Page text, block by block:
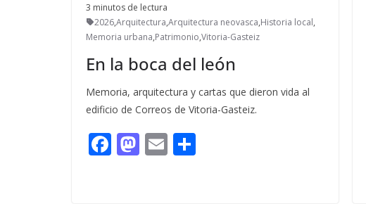
3 minutos de lectura
2026,Arquitectura,Arquitectura neovasca,Historia local,
Memoria urbana,Patrimonio,Vitoria-Gasteiz
En la boca del león
Memoria, arquitectura y cartas que dieron vida al
edificio de Correos de Vitoria-Gasteiz.
F
ac
M
as
E
m